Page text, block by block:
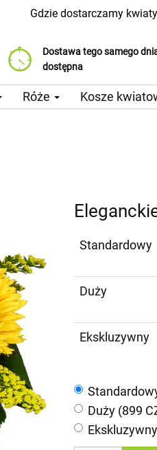
Gdzie dostarczamy kwiaty
Dostawa tego samego
dostępna
Koszt dostawy już od 99
Wybierz datę dostawy
Róże Kosze
Standardowy
Duży
Ekskluzywny
Duży (899